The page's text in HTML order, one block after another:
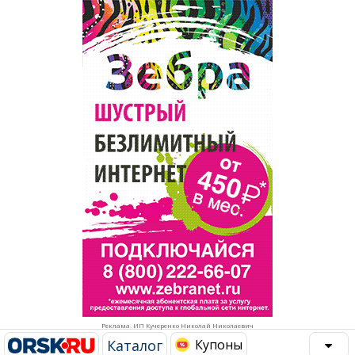
Реклама. ИП Кучеренко Николай Николаевич
Каталог Купоны
Рестораны, кафе, бары
Развлечения и отдых
Спорт Фитнес
Недвижимость
Красота Косметология
Торговля
Бизнес и финансы
Юристы, Экспертиза, Страхование
Ремонт
Социальные организации
Это интересно
Администрация
Популярное →